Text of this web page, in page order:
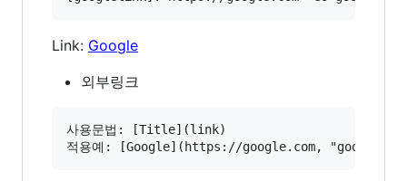
Link: Google
외부링크
사용문법: [Title](link)